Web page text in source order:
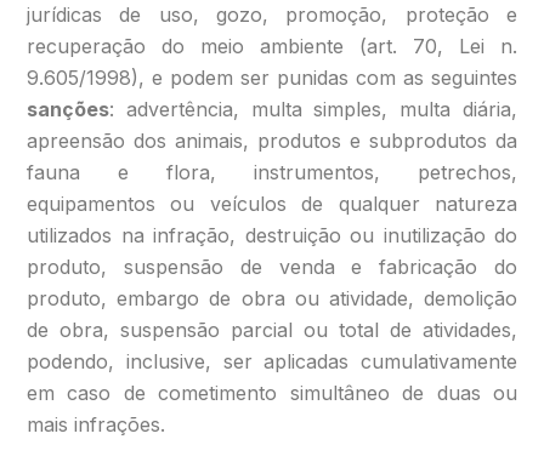
jurídicas de uso, gozo, promoção, proteção e
recuperação do meio ambiente (art. 70, Lei n.
9.605/1998), e podem ser punidas com as seguintes
sanções: advertência, multa simples, multa diária,
apreensão dos animais, produtos e subprodutos da
fauna e flora, instrumentos, petrechos,
equipamentos ou veículos de qualquer natureza
utilizados na infração, destruição ou inutilização do
produto, suspensão de venda e fabricação do
produto, embargo de obra ou atividade, demolição
de obra, suspensão parcial ou total de atividades,
podendo, inclusive, ser aplicadas cumulativamente
em caso de cometimento simultâneo de duas ou
mais infrações.